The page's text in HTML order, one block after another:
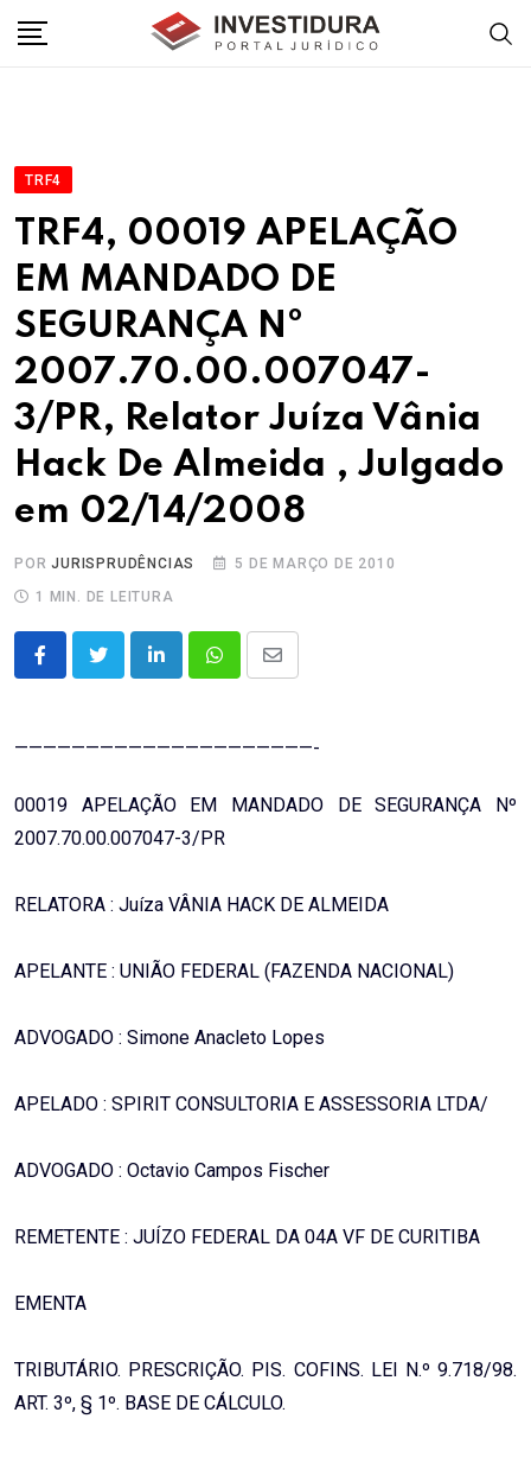
TRF4
TRF4, 00019 APELAÇÃO
EM MANDADO DE
SEGURANÇA Nº
2007.70.00.007047-
3/PR, Relator Juíza Vânia
Hack De Almeida , Julgado
em 02/14/2008
PORJURISPRUDÊNCIAS
5 DE MARÇO DE 2010
1 MIN. DE LEITURA
LinkedInWhatsappShare
—————————————————————-
00019 APELAÇÃO EM MANDADO DE SEGURANÇA Nº
2007.70.00.007047-3/PR
RELATORA : Juíza VÂNIA HACK DE ALMEIDA
APELANTE : UNIÃO FEDERAL (FAZENDA NACIONAL)
ADVOGADO : Simone Anacleto Lopes
APELADO : SPIRIT CONSULTORIA E ASSESSORIA LTDA/
ADVOGADO : Octavio Campos Fischer
REMETENTE : JUÍZO FEDERAL DA 04A VF DE CURITIBA
EMENTA
TRIBUTÁRIO. PRESCRIÇÃO. PIS. COFINS. LEI N.º 9.718/98.
ART. 3º, § 1º. BASE DE CÁLCULO.